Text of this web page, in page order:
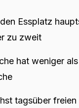
Essplatz
zu zweit
hat weniger
tagsüber freien